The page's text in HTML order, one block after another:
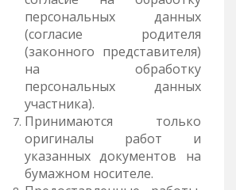
персональных данных
(согласие родителя
(законного представителя)
на обработку
персональных данных
участника).
Принимаются только
оригиналы работ и
указанных документов на
бумажном носителе.